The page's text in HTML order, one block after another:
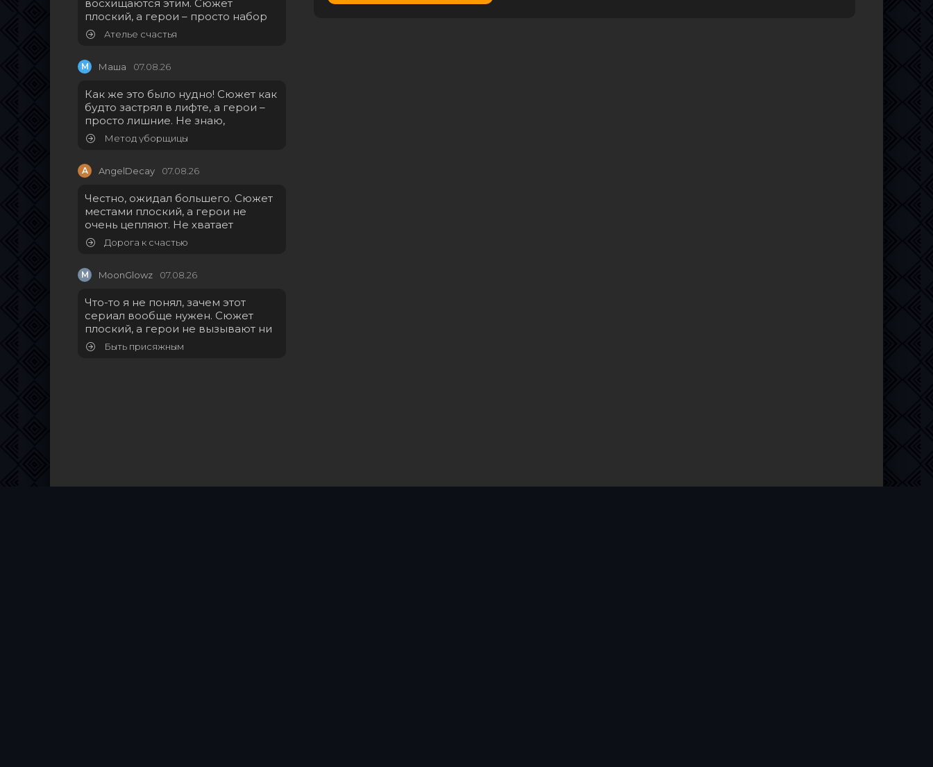
восхищаются этим. Сюжет
плоский, а герои – просто набор
Ателье счастья
М Маша 07.08.26
Как же это было нудно! Сюжет как
будто застрял в лифте, а герои –
просто лишние. Не знаю,
Метод уборщицы
A AngelDecay 07.08.26
Честно, ожидал большего. Сюжет
местами плоский, а герои не
очень цепляют. Не хватает
Дорога к счастью
M MoonGlowz 07.08.26
Что-то я не понял, зачем этот
сериал вообще нужен. Сюжет
плоский, а герои не вызывают ни
Быть присяжным